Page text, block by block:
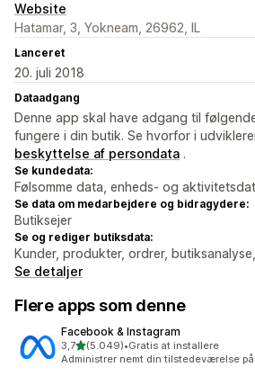
Website
Hatamar, 3, Yokneam, 26962, IL
Lanceret
20. juli 2018
Dataadgang
Denne app skal have adgang til
fungere i din butik. Se hvorfor i
beskyttelse af persondata .
Se kundedata:
Følsomme data, enheds- og
Se data om medarbejdere og bidragydere:
Butiksejer
Se og rediger butiksdata:
Kunder, produkter, ordrer,
Se detaljer
Flere apps som denne
Facebook & Instagram
3,7ud af 5 stjerner
(5.049)
5049 anmeldelser i alt
•Gratis at installere
Administrer nemt din tilstedeværelse på